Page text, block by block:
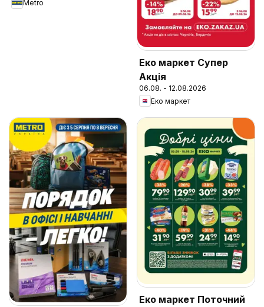
Metro
Еко маркет Супер
Акція
06.08. - 12.08.2026
Еко маркет
Еко маркет Поточний